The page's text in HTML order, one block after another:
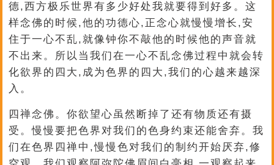
德,西方极乐世界有多少好处我就要得到好多。这
样念佛的时候,他的功德心,正念心就慢慢增长,安
住于一心不乱,就像钟你不敲他的时候他的声音就
不出来。所以当我们在一心不乱念佛过程中就会转
化欲界的四大,成为色界的四大,我们的心越来越深
入。
四禅念佛。你欲望心虽然断掉了还有物质还有摄
受。慢慢要把色界对我们的色身约束还能舍弃。我
们在色界四禅中,慢慢色对我们的制约开始厌弃,修